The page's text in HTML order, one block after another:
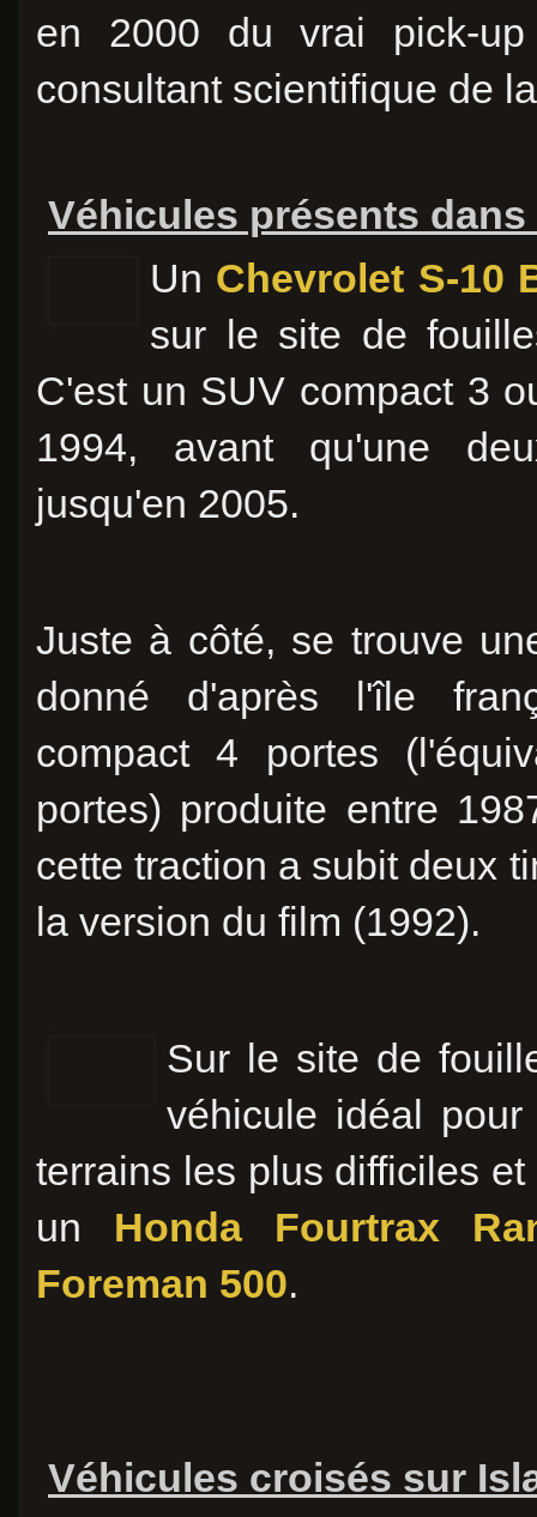
en 2000 du vrai pick-
consultant scientifique de
Véhicules présents
Un Chevrolet S-10
sur le site de
C'est un SUV compact 3
1994, avant qu'une
jusqu'en 2005.
Juste à côté, se trouve
donné d'après l'île
compact 4 portes
portes) produite entre
cette traction a subit deux
la version du film (1992).
Sur le site de
véhicule idéal
terrains les plus difficiles
un Honda Fourtrax
Foreman 500.
Véhicules croisés sur